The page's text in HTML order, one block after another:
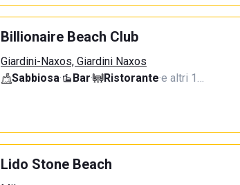
Billionaire Beach Club
Giardini-Naxos, Giardini Naxos
Sabbiosa· Bar· Ristorante·e altri 1…
Lido Stone Beach